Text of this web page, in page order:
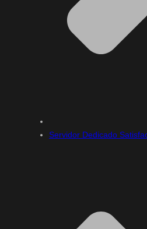
Servidor Dedicado